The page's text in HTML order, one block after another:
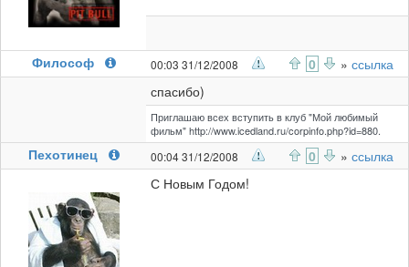
Философ 00:03 31/12/2008 0 » ссылка
спасибо)
Приглашаю всех вступить в клуб "Мой любимый
фильм" http://www.icedland.ru/corpinfo.php?id=880.
Пехотинец 00:04 31/12/2008 0 » ссылка
С Новым Годом!